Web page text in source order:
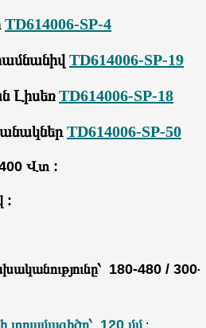
TD614006-SP-4
TD614006-SP-19
ԼիսեռTD614006-SP-18
TD614006-SP-50
Վտ :
:
180-480 / 300-